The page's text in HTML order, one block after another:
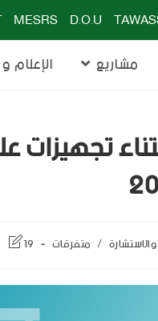
D.O.U
MESRS
مشاريع الإعلام
تجهيزات
/ متفرقات 19 يناير، 2026